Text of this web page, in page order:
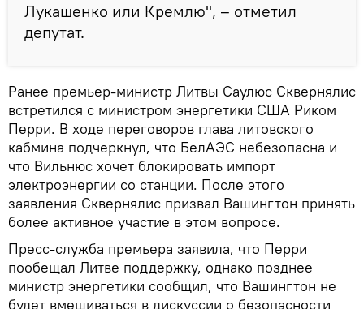
Лукашенко или Кремлю", – отметил
депутат.
Ранее премьер-министр Литвы Саулюс Сквернялис
встретился с министром энергетики США Риком
Перри. В ходе переговоров глава литовского
кабмина подчеркнул, что БелАЭС небезопасна и
что Вильнюс хочет блокировать импорт
электроэнергии со станции. После этого
заявления Сквернялис призвал Вашингтон принять
более активное участие в этом вопросе.
Пресс-служба премьера заявила, что Перри
пообещал Литве поддержку, однако позднее
министр энергетики сообщил, что Вашингтон не
будет вмешиваться в дискуссии о безопасности